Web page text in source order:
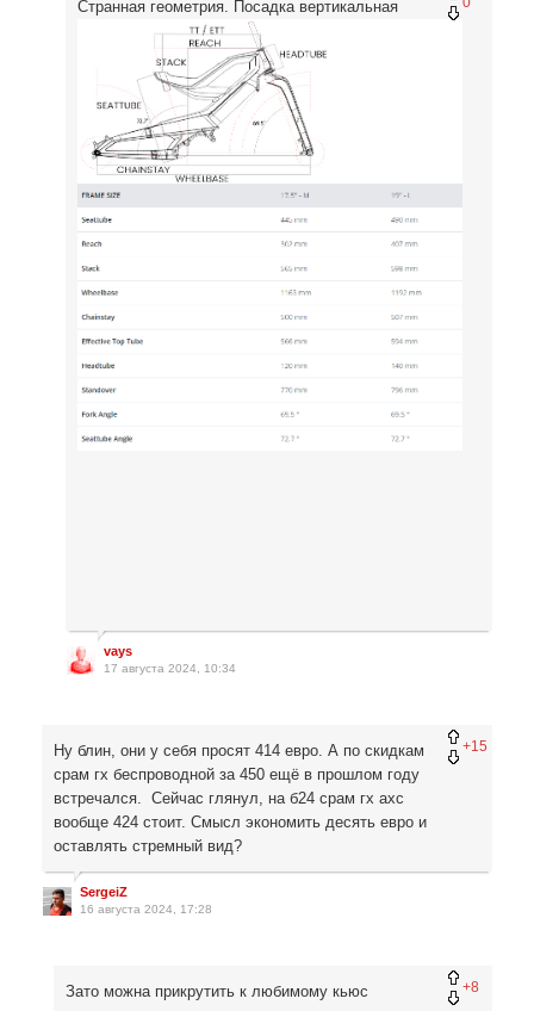
Странная геометрия. Посадка вертикальная
vays
17 августа 2024, 10:34
+15
Ну блин, они у себя просят 414 евро. А по скидкам
срам гх беспроводной за 450 ещё в прошлом году
встречался. Сейчас глянул, на б24 срам гх ахс
вообще 424 стоит. Смысл экономить десять евро и
оставлять стремный вид?
SergeiZ
16 августа 2024, 17:28
+8
Зато можна прикрутить к любимому кьюс